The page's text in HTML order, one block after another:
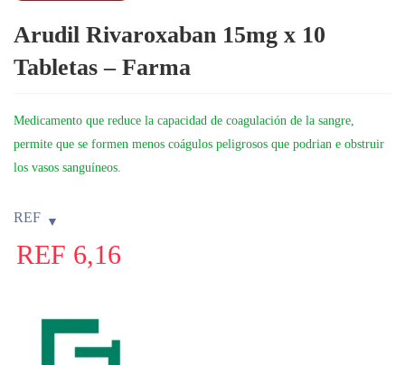
Arudil Rivaroxaban 15mg x 10
Tabletas – Farma
Medicamento que reduce la capacidad de coagulación de la sangre,
permite que se formen menos coágulos peligrosos que podrian e obstruir
los vasos sanguíneos.
REF
REF 6,16